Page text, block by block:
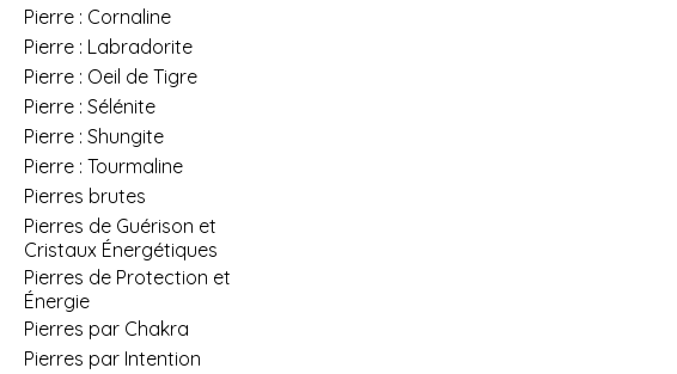
Pierre : Cornaline
Pierre : Labradorite
Pierre : Oeil de Tigre
Pierre : Sélénite
Pierre : Shungite
Pierre : Tourmaline
Pierres brutes
Pierres de Guérison et
Cristaux Énergétiques
Pierres de Protection et
Énergie
Pierres par Chakra
Pierres par Intention